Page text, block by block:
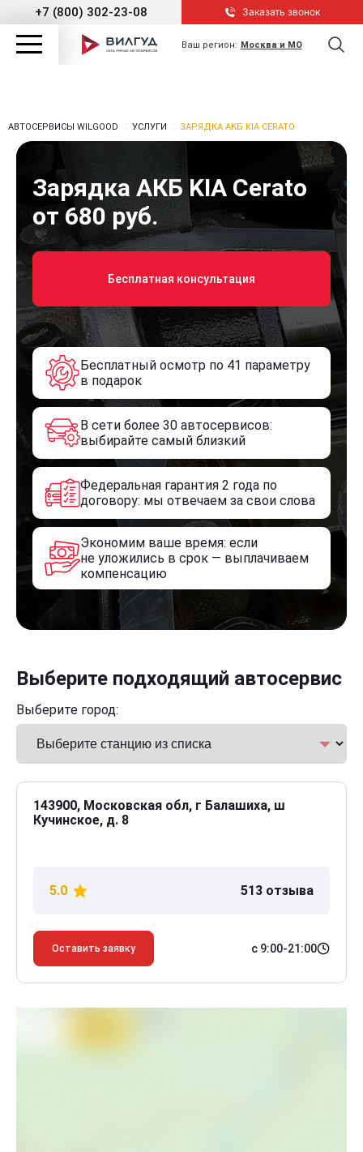
+7 (800) 302-23-08 Заказать звонок
Ваш регион: Москва и МО
АВТОСЕРВИСЫ WILGOOD УСЛУГИ ЗАРЯДКА АКБ KIA CERATO
Зарядка АКБ KIA Cerato
от 680 руб.
Бесплатная консультация
Бесплатный осмотр по 41 параметру
в подарок
В сети более 30 автосервисов:
выбирайте самый близкий
Федеральная гарантия 2 года по
договору: мы отвечаем за свои слова
Экономим ваше время: если
не уложились в срок — выплачиваем
компенсацию
Выберите подходящий автосервис
Выберите город:
143900, Московская обл, г Балашиха, ш
Кучинское, д. 8
5.0 513 отзыва
Оставить заявку с 9:00-21:00